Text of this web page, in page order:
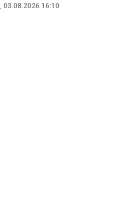
03.08.2026 16:10